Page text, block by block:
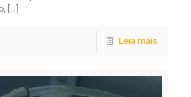
[…]
Leia mais